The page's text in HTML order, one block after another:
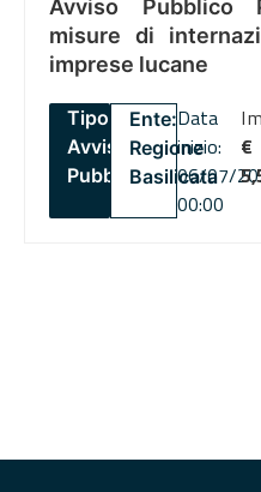
Avviso Pubblico
misure di
imprese lucane
Tipo:
Avviso
Pubblico
Ente:
Regione
Basilicata
Data
inizio:
06/07/
00:00
€